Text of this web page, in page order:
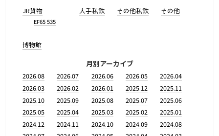
JR貨物
EF65 535
大手私鉄 その他私鉄 その他
博物館
月別アーカイブ
2026.08 2026.07 2026.06 2026.05
2026.04
2026.03
2026.02 2026.01 2025.12
2025.11
2025.10
2025.09 2025.08 2025.07
2025.06
2025.05
2025.04 2025.03 2025.02
2025.01
2024.12
2024.11 2024.10 2024.09
2024.08